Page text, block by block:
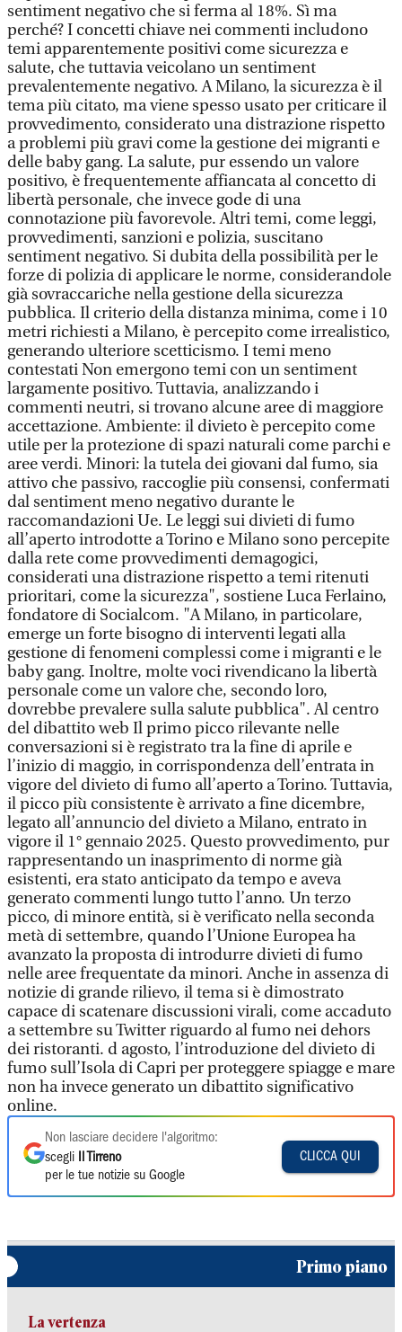
sentiment negativo che si ferma al 18%. Sì ma
perché? I concetti chiave nei commenti includono
temi apparentemente positivi come sicurezza e
salute, che tuttavia veicolano un sentiment
prevalentemente negativo. A Milano, la sicurezza è il
tema più citato, ma viene spesso usato per criticare il
provvedimento, considerato una distrazione rispetto
a problemi più gravi come la gestione dei migranti e
delle baby gang. La salute, pur essendo un valore
positivo, è frequentemente affiancata al concetto di
libertà personale, che invece gode di una
connotazione più favorevole. Altri temi, come leggi,
provvedimenti, sanzioni e polizia, suscitano
sentiment negativo. Si dubita della possibilità per le
forze di polizia di applicare le norme, considerandole
già sovraccariche nella gestione della sicurezza
pubblica. Il criterio della distanza minima, come i 10
metri richiesti a Milano, è percepito come irrealistico,
generando ulteriore scetticismo. I temi meno
contestati Non emergono temi con un sentiment
largamente positivo. Tuttavia, analizzando i
commenti neutri, si trovano alcune aree di maggiore
accettazione. Ambiente: il divieto è percepito come
utile per la protezione di spazi naturali come parchi e
aree verdi. Minori: la tutela dei giovani dal fumo, sia
attivo che passivo, raccoglie più consensi, confermati
dal sentiment meno negativo durante le
raccomandazioni Ue. Le leggi sui divieti di fumo
all’aperto introdotte a Torino e Milano sono percepite
dalla rete come provvedimenti demagogici,
considerati una distrazione rispetto a temi ritenuti
prioritari, come la sicurezza", sostiene Luca Ferlaino,
fondatore di Socialcom. "A Milano, in particolare,
emerge un forte bisogno di interventi legati alla
gestione di fenomeni complessi come i migranti e le
baby gang. Inoltre, molte voci rivendicano la libertà
personale come un valore che, secondo loro,
dovrebbe prevalere sulla salute pubblica". Al centro
del dibattito web Il primo picco rilevante nelle
conversazioni si è registrato tra la fine di aprile e
l’inizio di maggio, in corrispondenza dell’entrata in
vigore del divieto di fumo all’aperto a Torino. Tuttavia,
il picco più consistente è arrivato a fine dicembre,
legato all’annuncio del divieto a Milano, entrato in
vigore il 1° gennaio 2025. Questo provvedimento, pur
rappresentando un inasprimento di norme già
esistenti, era stato anticipato da tempo e aveva
generato commenti lungo tutto l’anno. Un terzo
picco, di minore entità, si è verificato nella seconda
metà di settembre, quando l’Unione Europea ha
avanzato la proposta di introdurre divieti di fumo
nelle aree frequentate da minori. Anche in assenza di
notizie di grande rilievo, il tema si è dimostrato
capace di scatenare discussioni virali, come accaduto
a settembre su Twitter riguardo al fumo nei dehors
dei ristoranti. d agosto, l’introduzione del divieto di
fumo sull’Isola di Capri per proteggere spiagge e mare
non ha invece generato un dibattito significativo
online.
Non lasciare decidere l'algoritmo:
scegli
Il Tirreno
per le tue notizie su Google
CLICCA QUI
Primo piano
La vertenza